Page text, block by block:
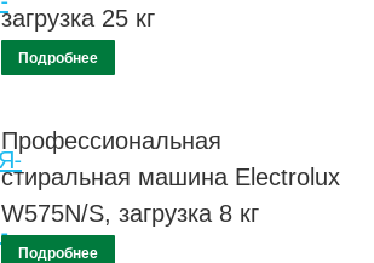
загрузка 25 кг
Подробнее
Профессиональная
стиральная машина Electrolux
W575N/S, загрузка 8 кг
Подробнее